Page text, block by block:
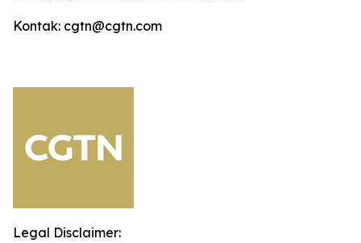
Kontak: cgtn@cgtn.com
Legal Disclaimer: